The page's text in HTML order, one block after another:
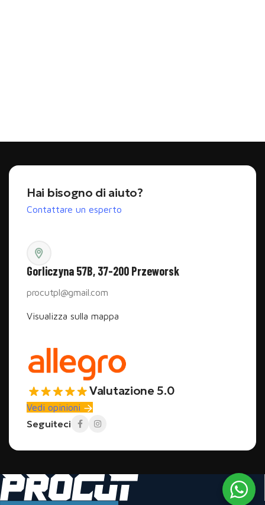
Hai bisogno di aiuto?
Contattare un esperto
Gorliczyna 57B, 37-200 Przeworsk
procutpl@gmail.com
Visualizza sulla mappa
Valutazione 5.0
Vedi opinioni
Seguiteci